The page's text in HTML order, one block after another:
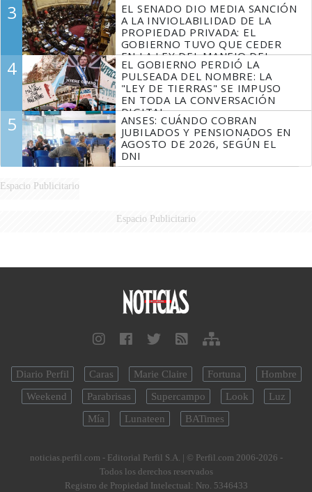
MARIDO
3
EL SENADO DIO MEDIA SANCIÓN
A LA INVIOLABILIDAD DE LA
PROPIEDAD PRIVADA: EL
GOBIERNO TUVO QUE CEDER
EN LA LEY DEL MANEJO DEL
FUEGO
4
EL GOBIERNO PERDIÓ LA
PULSEADA DEL NOMBRE: LA
"LEY DE TIERRAS" SE IMPUSO
EN TODA LA CONVERSACIÓN
DIGITAL
5
ANSES: CUÁNDO COBRAN
JUBILADOS Y PENSIONADOS EN
AGOSTO DE 2026, SEGÚN EL
DNI
Espacio Publicitario
Espacio Publicitario
Diario Perfil Caras Marie Claire Fortuna
Hombre
Weekend
Parabrisas Supercampo Look
Luz
Mía
Lunateen BATimes
noticias.perfil.com - Editorial Perfil S.A. | © Perfil.com 2006-2026 -
Todos los derechos reservados
Registro de Propiedad Intelectual: Nro. 5346433